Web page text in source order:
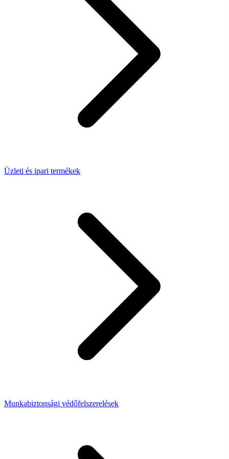
Üzleti és ipari termékek
Munkabiztonsági védőfelszerelések